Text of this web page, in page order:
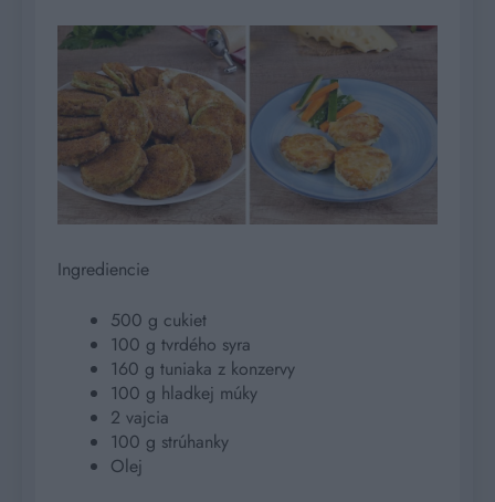
Ingrediencie
500 g cukiet
100 g tvrdého syra
160 g tuniaka z konzervy
100 g hladkej múky
2 vajcia
100 g strúhanky
Olej